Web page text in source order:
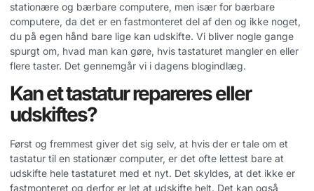
stationære og bærbare computere, men især for bærbare
computere, da det er en fastmonteret del af den og ikke noget,
du på egen hånd bare lige kan udskifte. Vi bliver nogle gange
spurgt om, hvad man kan gøre, hvis tastaturet mangler en eller
flere taster. Det gennemgår vi i dagens blogindlæg.
Kan et tastatur repareres eller
udskiftes?
Først og fremmest giver det sig selv, at hvis der er tale om et
tastatur til en stationær computer, er det ofte lettest bare at
udskifte hele tastaturet med et nyt. Det skyldes, at det ikke er
fastmonteret og derfor er let at udskifte helt. Det kan også